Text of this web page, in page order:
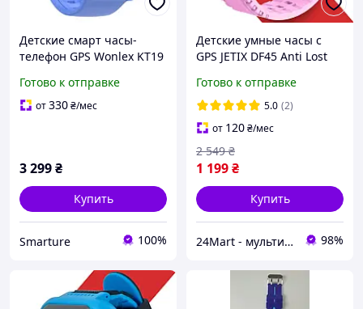
Детские смарт часы-
телефон GPS Wonlex KT19
видеозвонком, сим
картой и защитным
Готово к отправке
от330₴/мес
3 299₴
Купить
Smarture 100%
Детские умные часы с
GPS JETIX DF45 Anti Lost
камерой и Wi-Fi (Pink)
Готово к отправке
5.0 (2)
от 120₴/мес
1 199₴
2 549 ₴
Купить
24Mart - мультибрендовый интернет магазин 98%